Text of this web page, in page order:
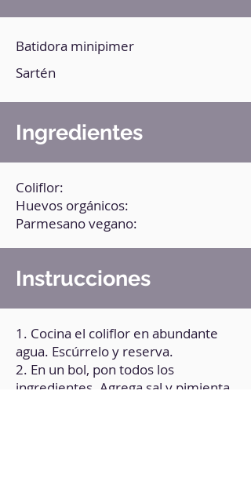
Batidora minipimer
Sartén
Ingredientes
Coliflor:
Huevos orgánicos:
Parmesano vegano:
Instrucciones
1. Cocina el coliflor en abundante
agua. Escúrrelo y reserva.
2. En un bol, pon todos los
ingredientes. Agrega sal y pimienta